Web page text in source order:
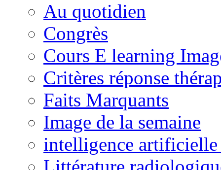
Au quotidien
Congrès
Cours E learning
Critères réponse
Faits Marquants
Image de la semaine
intelligence